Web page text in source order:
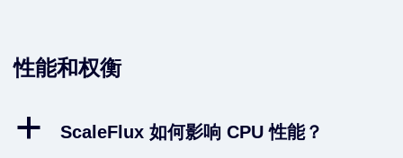
性能和权衡
a ScaleFlux 如何影响 CPU 性能？